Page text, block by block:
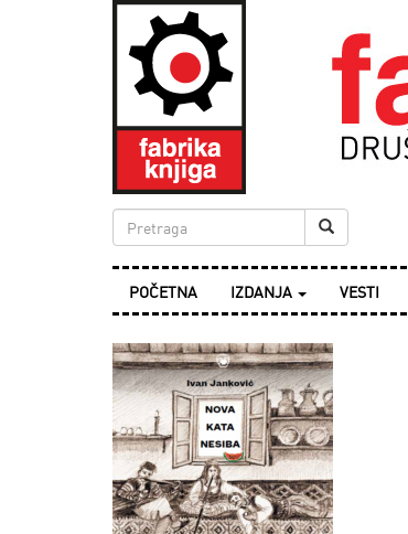
POČETNA IZDANJA VESTI